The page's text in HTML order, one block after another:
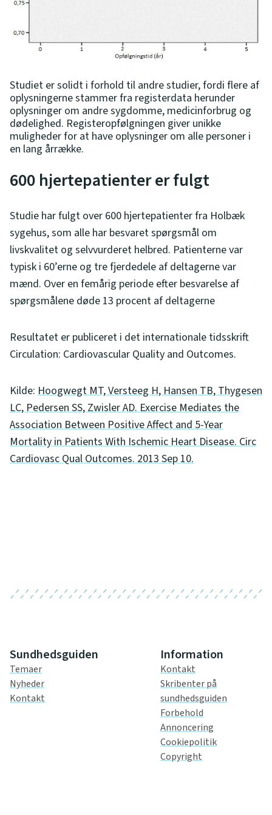
Studiet er solidt i forhold til andre studier, fordi flere af
oplysningerne stammer fra registerdata herunder
oplysninger om andre sygdomme, medicinforbrug og
dødelighed. Registeropfølgningen giver unikke
muligheder for at have oplysninger om alle personer i
en lang årrække.
600 hjertepatienter er fulgt
Studie har fulgt over 600 hjertepatienter fra Holbæk
sygehus, som alle har besvaret spørgsmål om
livskvalitet og selvvurderet helbred. Patienterne var
typisk i 60’erne og tre fjerdedele af deltagerne var
mænd. Over en femårig periode efter besvarelse af
spørgsmålene døde 13 procent af deltagerne
Resultatet er publiceret i det internationale tidsskrift
Circulation: Cardiovascular Quality and Outcomes.
Kilde: Hoogwegt MT, Versteeg H, Hansen TB, Thygesen
LC, Pedersen SS, Zwisler AD. Exercise Mediates the
Association Between Positive Affect and 5-Year
Mortality in Patients With Ischemic Heart Disease. Circ
Cardiovasc Qual Outcomes. 2013 Sep 10.
Sundhedsguiden
Temaer
Nyheder
Kontakt
Information
Kontakt
Skribenter på
sundhedsguiden
Forbehold
Annoncering
Cookiepolitik
Copyright